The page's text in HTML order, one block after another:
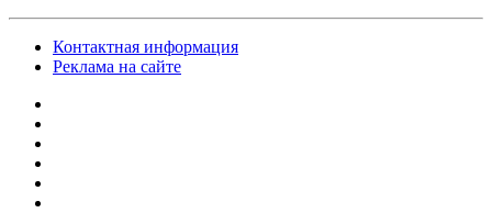
Контактная информация
Реклама на сайте